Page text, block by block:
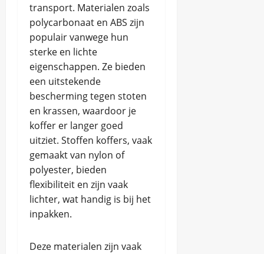
transport. Materialen zoals
polycarbonaat en ABS zijn
populair vanwege hun
sterke en lichte
eigenschappen. Ze bieden
een uitstekende
bescherming tegen stoten
en krassen, waardoor je
koffer er langer goed
uitziet. Stoffen koffers, vaak
gemaakt van nylon of
polyester, bieden
flexibiliteit en zijn vaak
lichter, wat handig is bij het
inpakken.
Deze materialen zijn vaak